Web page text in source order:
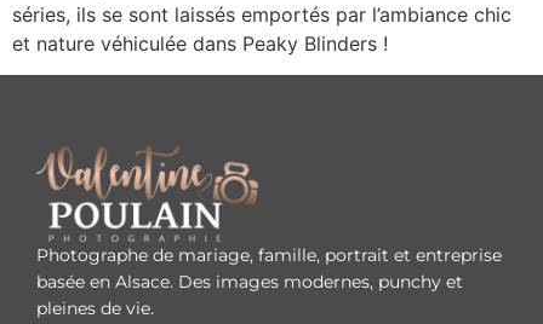
séries, ils se sont laissés emportés par l’ambiance chic
et nature véhiculée dans Peaky Blinders !
Photographe de mariage, famille, portrait et entreprise
basée en Alsace. Des images modernes, punchy et
pleines de vie.